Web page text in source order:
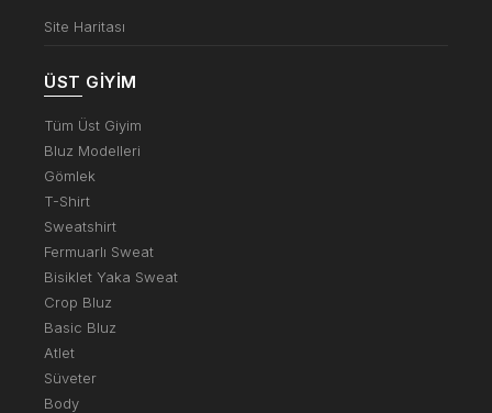
Site Haritası
ÜST GIYIM
Tüm Üst Giyim
Bluz Modelleri
Gömlek
T-Shirt
Sweatshirt
Fermuarlı Sweat
Bisiklet Yaka Sweat
Crop Bluz
Basic Bluz
Atlet
Süveter
Body